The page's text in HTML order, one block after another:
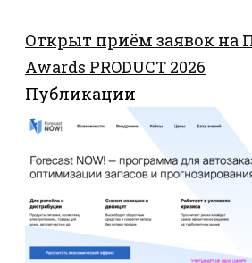
Открыт приём заявок на
Awards PRODUCT 2026
Публикации